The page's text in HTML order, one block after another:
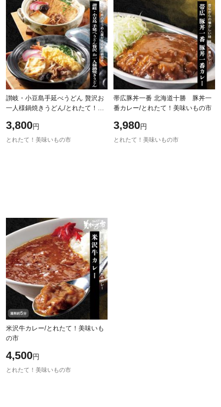
讃岐・小豆島手延べうどん 贅沢お
一人様鍋焼きうどん/とれたて！美
3,800円
とれたて！美味いもの市
帯広豚丼一番 北海道十勝 豚丼一
番カレー/とれたて！美味いもの市
3,980円
とれたて！美味いもの市
米沢牛カレー/とれたて！美味いも
の市
4,500円
とれたて！美味いもの市